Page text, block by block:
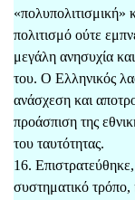
«πολυπολιτισμική»
πολιτισμό ούτε
μεγάλη ανησυχία
του. Ο Ελληνικός
ανάσχεση και
προάσπιση της
του ταυτότητας.
16.
συστηματικό